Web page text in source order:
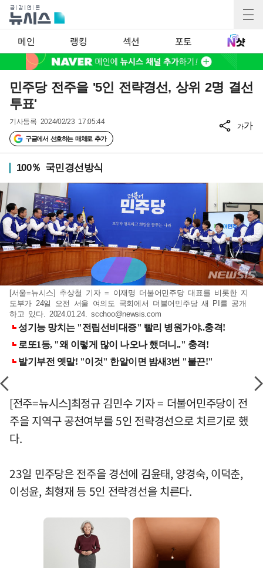
메인 랭킹 섹션 포토
민주당 전주을 '5인 전략경선, 상위 2명 결선
투표'
기사등록 2024/02/23 17:05:44
구글에서 선호하는 매체로 추가
가가
100％ 국민경선방식
[서울=뉴시스] 추상철 기자 = 이재명 더불어민주당 대표를 비롯한 지
도부가 24일 오전 서울 여의도 국회에서 더불어민주당 새 PI를 공개
하고 있다. 2024.01.24.scchoo@newsis.com
[전주=뉴시스]최정규 김민수 기자 = 더불어민주당이 전
주을 지역구 공천여부를 5인 전략경선으로 치르기로 했
다.
23일 민주당은 전주을 경선에 김윤태, 양경숙, 이덕춘,
이성윤, 최형재 등 5인 전략경선을 치른다.